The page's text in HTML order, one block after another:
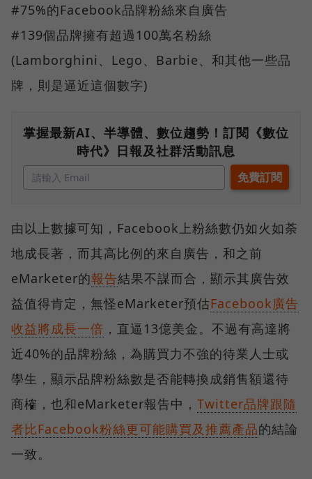
#75%的Facebook品牌粉絲來自廣告
#139個品牌擁有超過100萬名粉絲
(Lamborghini、Lego、Barbie、和其他一些品
牌，則是逼近這個數字)
掌握最新AI、半導體、數位趨勢！訂閱《數位
時代》日報及社群活動訊息
由以上數據可知，Facebook上粉絲數仍如火如荼
地成長著，而其高比例的來自廣告，和之前
eMarketer的報告結果不謀而合，顯示其廣告效
益值得肯定，無怪eMarketer預估Facebook廣告
收益將成長一倍 ，直逼13億美金。不過有高達將
近40%的品牌粉絲，為購買力不強的待業人士或
學生，顯示品牌粉絲數是否能轉換成銷售額還待
商榷，也和eMarketer報告中， Twitter品牌跟隨
者比Facebook粉絲更可能購買及推薦產品的結論
一致。